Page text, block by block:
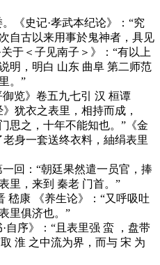
《史记·孝武本纪论》：“究
自古以来用事於鬼神者，具见
于＜子见南子＞》：“有以上
明，明白 山东 曲阜 第二师范
。”
览》卷五九七引 汉 桓谭
犹衣之表里，相持而成，
思之，十年不能知也。”《金
身一套送终衣料，紬绢表里
回：“朝廷果然遣一员官，捧
里，来到 秦老 门首。”
嵇康 《养生论》：“又呼吸吐
里俱济也。”
自序》：“且表里强 蛮 ，盘带
淮 之中流为界，而与 宋 为